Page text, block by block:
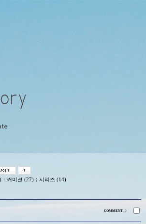
： 커미션 (27)： 시리즈 (14)
COMMENT. 0